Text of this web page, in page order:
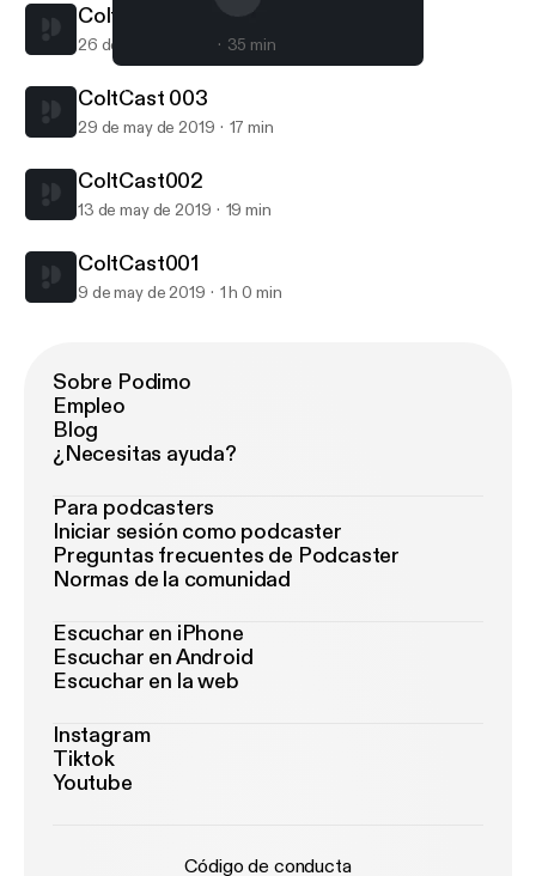
ColtCast
ColtCast004
26 de sep de 2019 35 min
ColtCast 003
29 de may de 2019 17 min
ColtCast002
13 de may de 2019 19 min
ColtCast001
9 de may de 2019 1 h 0 min
Sobre Podimo
Empleo
Blog
¿Necesitas ayuda?
Para podcasters
Iniciar sesión como podcaster
Preguntas frecuentes de Podcaster
Normas de la comunidad
Escuchar en iPhone
Escuchar en Android
Escuchar en la web
Instagram
Tiktok
Youtube
Código de conducta